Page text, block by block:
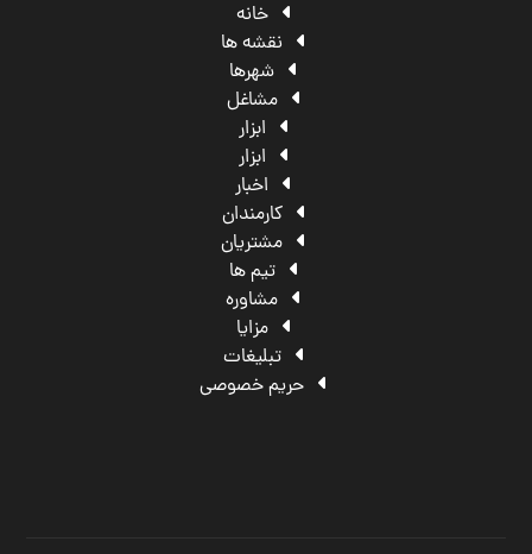
خانه
نقشه ها
شهرها
مشاغل
ابزار
ابزار
اخبار
کارمندان
مشتریان
تیم ها
مشاوره
مزایا
تبلیغات
حریم خصوصی